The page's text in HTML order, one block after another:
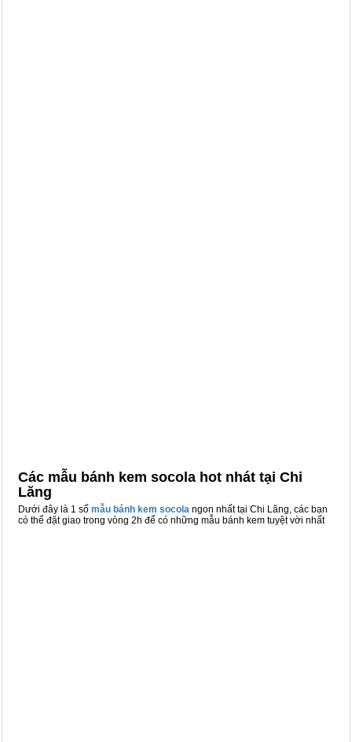
Các mẫu bánh kem socola hot nhát tại Chi
Lăng
Dưới đây là 1 số mẫu bánh kem socola ngon nhất tại Chi Lăng, các bạn
có thể đặt giao trong vòng 2h để có những mẫu bánh kem tuyệt vời nhất